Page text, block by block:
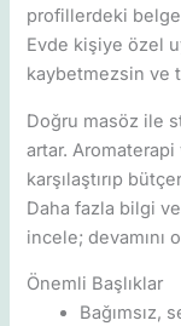
profillerdeki
Evde kişiye özel
kaybetmezsin ve
Doğru masöz ile
artar.
karşılaştırıp
Daha fazla bilgi
incele; devamını
Önemli Başlıklar
Bağımsız,